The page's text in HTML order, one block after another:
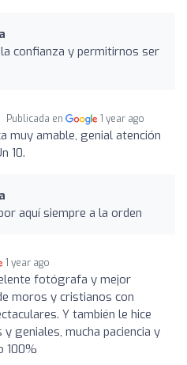
confianza y permitirnos ser
Publicada en 1 year ago
muy amable, genial atención
10.
aquí siempre a la orden
1 year ago
fotógrafa y mejor
moros y cristianos con
Y también le hice
geniales, mucha paciencia y
100%